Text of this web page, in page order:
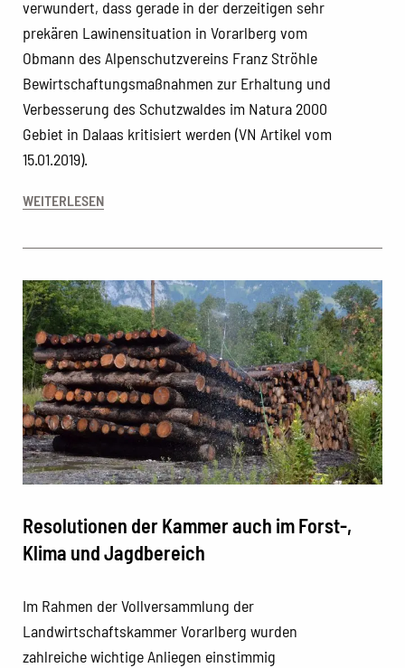
verwundert, dass gerade in der derzeitigen sehr
prekären Lawinensituation in Vorarlberg vom
Obmann des Alpenschutzvereins Franz Ströhle
Bewirtschaftungsmaßnahmen zur Erhaltung und
Verbesserung des Schutzwaldes im Natura 2000
Gebiet in Dalaas kritisiert werden (VN Artikel vom
15.01.2019).
WEITERLESEN
Resolutionen der Kammer auch im Forst-,
Klima und Jagdbereich
Im Rahmen der Vollversammlung der
Landwirtschaftskammer Vorarlberg wurden
zahlreiche wichtige Anliegen einstimmig